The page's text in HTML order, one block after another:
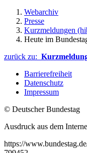
Webarchiv
Presse
Kurzmeldungen
Heute im
zurück zu:
Barrierefreiheit
Datenschutz
Impressum
© Deutscher Bundestag
Ausdruck aus dem
https://